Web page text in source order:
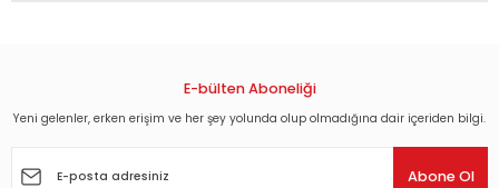
Görüş ve önerileriniz için teşekkür ederiz.
Ürün açıklamasında eksik bilgiler bulunuyor.
E-bülten Aboneliği
Yeni gelenler, erken erişim ve her şey yolunda olup olmadığına dair içeriden bilgi.
Abone Ol